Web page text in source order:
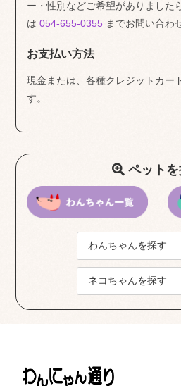
ー・性別などご希望がありました
は054-655-0355 までお問い合わ
お支払い方法
現金または、各種クレジットカー
す。
ペットを